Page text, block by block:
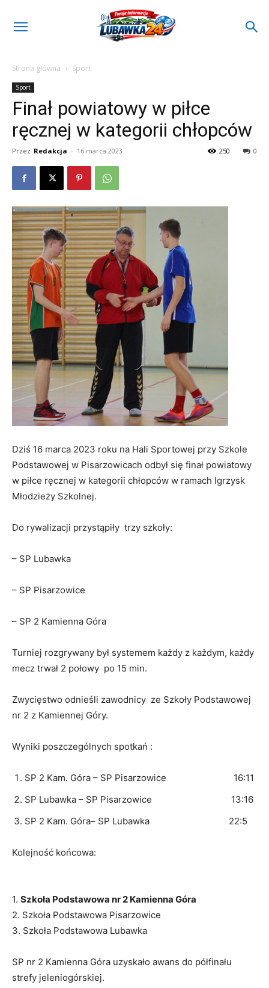
Strona główna Sport
Sport
Finał powiatowy w piłce
ręcznej w kategorii chłopców
Przez Redakcja - 16 marca 2023 0
250
Dziś 16 marca 2023 roku na Hali Sportowej przy Szkole
Podstawowej w Pisarzowicach odbył się finał powiatowy
w piłce ręcznej w kategorii chłopców w ramach Igrzysk
Młodzieży Szkolnej.
Do rywalizacji przystąpiły trzy szkoły:
– SP Lubawka
– SP Pisarzowice
– SP 2 Kamienna Góra
Turniej rozgrywany był systemem każdy z każdym, każdy
mecz trwał 2 połowy po 15 min.
Zwycięstwo odnieśli zawodnicy ze Szkoły Podstawowej
nr 2 z Kamiennej Góry.
Wyniki poszczególnych spotkań :
SP 2 Kam. Góra – SP Pisarzowice 16:11
SP Lubawka – SP Pisarzowice 13:16
SP 2 Kam. Góra– SP Lubawka 22:5
Kolejność końcowa:
1. Szkoła Podstawowa nr 2 Kamienna Góra
2. Szkoła Podstawowa Pisarzowice
3. Szkoła Podstawowa Lubawka
SP nr 2 Kamienna Góra uzyskało awans do półfinału
strefy jeleniogórskiej.